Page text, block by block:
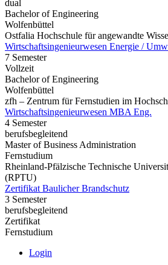
dual
Bachelor of Engineering
Wolfenbüttel
Ostfalia Hochschule für angewandte
Wirtschaftsingenieurwesen Energie /
7 Semester
Vollzeit
Bachelor of Engineering
Wolfenbüttel
zfh – Zentrum für Fernstudien im
Wirtschaftsingenieurwesen MBA Eng.
4 Semester
berufsbegleitend
Master of Business Administration
Fernstudium
Rheinland-Pfälzische Technische
(RPTU)
Zertifikat Baulicher Brandschutz
3 Semester
berufsbegleitend
Zertifikat
Fernstudium
Login